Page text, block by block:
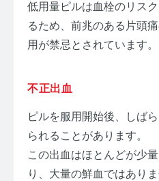
低用量ピルは血栓のリス
るため、前兆のある片頭
用が禁忌とされています。
不正出血
ピルを服用開始後、しば
られることがあります。
この出血はほとんどが少
り、大量の鮮血ではありま